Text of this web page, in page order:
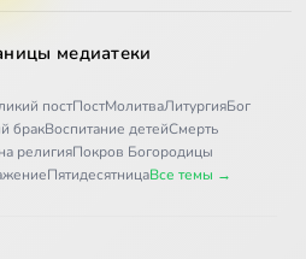
медиатеки
постПостМолитваЛитургияБог
бракВоспитание детейСмерть
религияПокров Богородицы
ПятидесятницаВсе темы →